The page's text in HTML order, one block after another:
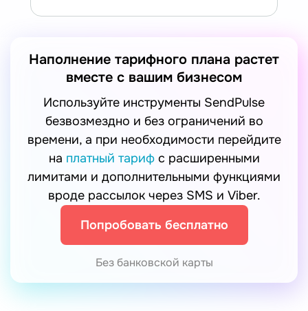
Наполнение тарифного плана растет
вместе с вашим бизнесом
Используйте инструменты SendPulse
безвозмездно и без ограничений во
времени, а при необходимости перейдите
на платный тарифс расширенными
лимитами и дополнительными функциями
вроде рассылок через SMS и Viber.
Попробовать бесплатно
Без банковской карты